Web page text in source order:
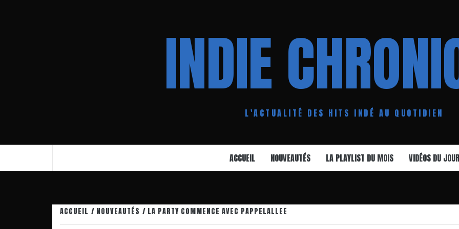
INDIE
L'ACTUALITÉ DES HITS INDÉ AU QUOTIDIEN
ACCUEIL NOUVEAUTÉS LA PLAYLIST DU MOIS VIDÉOS DU JOUR
ACCUEIL NOUVEAUTÉS LA PARTY COMMENCE AVEC PAPPELALLEE